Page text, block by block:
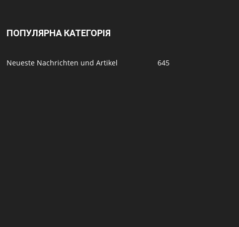
ПОПУЛЯРНА КАТЕГОРІЯ
Neueste Nachrichten und Artikel 645